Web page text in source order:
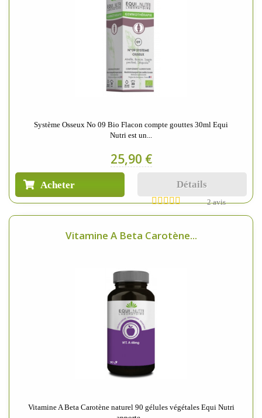
Système Osseux No 09 Bio Flacon compte gouttes 30ml Equi
Nutri est un...
25,90 €
Acheter Détails
2 avis
Vitamine A Beta Carotène...
Vitamine A Beta Carotène naturel 90 gélules végétales Equi Nutri